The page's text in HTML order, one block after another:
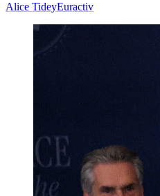
Alice TideyEuractiv